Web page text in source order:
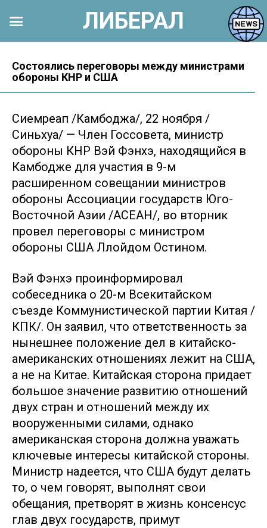
контенту
Состоялись переговоры между министрами
обороны КНР и США
Сиемреап /Камбоджа/, 22 ноября /
Синьхуа/ — Член Госсовета, министр
обороны КНР Вэй Фэнхэ, находящийся в
Камбодже для участия в 9-м
расширенном совещании министров
обороны Ассоциации государств Юго-
Восточной Азии /АСЕАН/, во вторник
провел переговоры с министром
обороны США Ллойдом Остином.
Вэй Фэнхэ проинформировал
собеседника о 20-м Всекитайском
съезде Коммунистической партии Китая /
КПК/. Он заявил, что ответственность за
нынешнее положение дел в китайско-
американских отношениях лежит на США,
а не на Китае. Китайская сторона придает
большое значение развитию отношений
двух стран и отношений между их
вооруженными силами, однако
американская сторона должна уважать
ключевые интересы китайской стороны.
Министр надеется, что США будут делать
то, о чем говорят, выполнят свои
обещания, претворят в жизнь консенсус
глав двух государств, примут
ЛИБЕРАЛ